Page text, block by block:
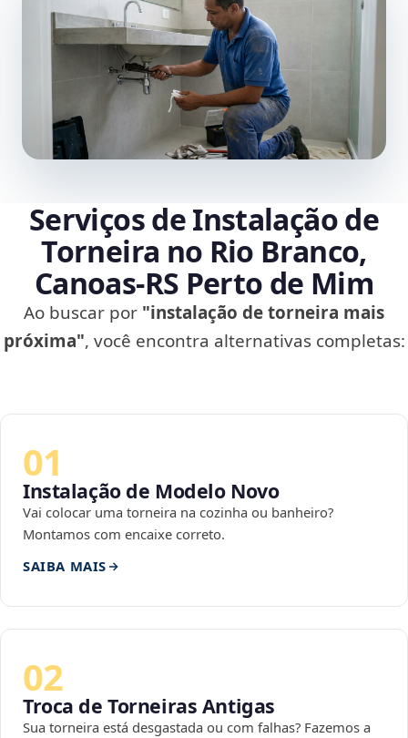
Serviços de Instalação de
Torneira no Rio Branco,
Canoas‑RS Perto de Mim
Ao buscar por "instalação de torneira mais
próxima", você encontra alternativas completas:
01
Instalação de Modelo Novo
Vai colocar uma torneira na cozinha ou banheiro?
Montamos com encaixe correto.
SAIBA MAIS
02
Troca de Torneiras Antigas
Sua torneira está desgastada ou com falhas? Fazemos a